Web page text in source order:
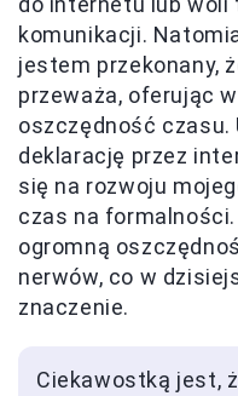
komunikacji.
jestem przekonany,
przeważa, oferując
oszczędność czasu.
deklarację przez
się na rozwoju
czas na
ogromną
nerwów, co w
znaczenie.
Ciekawostką jest,